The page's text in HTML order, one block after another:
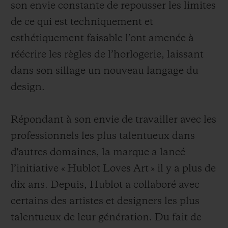
son envie constante de repousser les limites
de ce qui est techniquement et
esthétiquement faisable l’ont amenée à
réécrire les règles de l’horlogerie, laissant
dans son sillage un nouveau langage du
design.
Répondant à son envie de travailler avec les
professionnels les plus talentueux dans
d'autres domaines, la marque a lancé
l’initiative « Hublot Loves Art » il y a plus de
dix ans. Depuis, Hublot a collaboré avec
certains des artistes et designers les plus
talentueux de leur génération. Du fait de